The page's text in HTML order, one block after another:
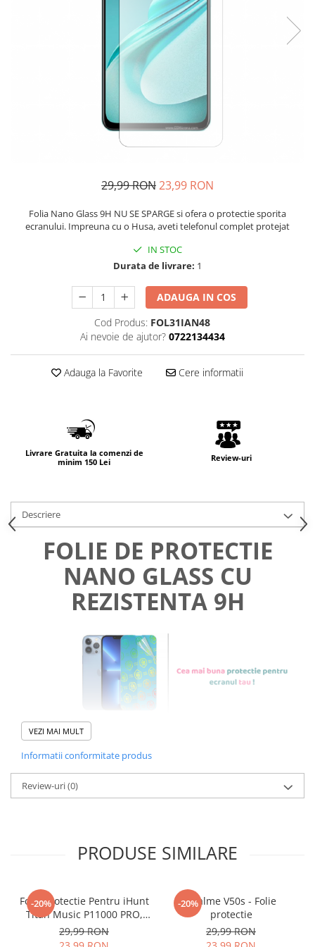
29,99 RON23,99 RON
Folia Nano Glass 9H NU SE SPARGE si ofera o protectie sporita
ecranului. Impreuna cu o Husa, aveti telefonul complet protejat
IN STOC
Durata de livrare: 1
ADAUGA IN COS
Cod Produs: FOL31IAN48
Ai nevoie de ajutor? 0722134434
Adauga la Favorite Cere informatii
Livrare Gratuita la comenzi de
minim 150 Lei
Review-uri
Descriere
FOLIE DE PROTECTIE
NANO GLASS CU
REZISTENTA 9H
Foliile noastre sunt
Materialul folosit in
sticla pe care o stim cu totii, ci
esteNano Glassflexibil.
Acestagaranteaza caNU SE
VEZI MAI MULT
Informatii conformitate produs
Review-uri(0)
PRODUSE SIMILARE
-20%
Folie Protectie Pentru iHunt
Titan Music P11000 PRO,
VDOO
29,99 RON
-20%
Realme V50s - Folie
protectie
29,99 RON